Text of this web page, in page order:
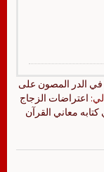
في الدر المصون على
اعتراضات الزجاج
معاني القرآن